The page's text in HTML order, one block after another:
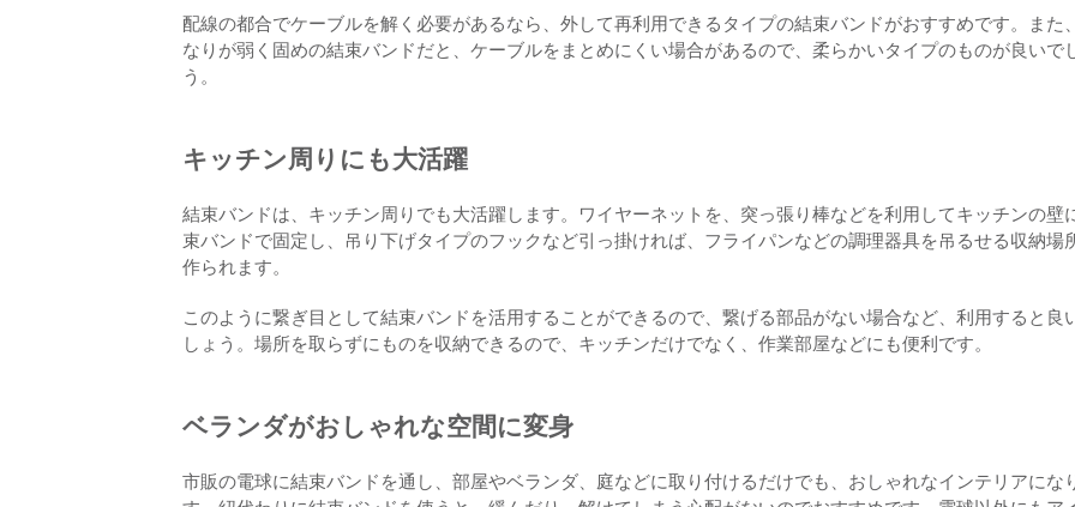
配線の都合でケーブルを解く必要があるなら、外して再利用できるタイプの結束バンドがおすすめです。また
なりが弱く固めの結束バンドだと、ケーブルをまとめにくい場合があるので、柔らかいタイプのものが良いで
う。
キッチン周りにも大活躍
結束バンドは、キッチン周りでも大活躍します。ワイヤーネットを、突っ張り棒などを利用してキッチンの壁
束バンドで固定し、吊り下げタイプのフックなど引っ掛ければ、フライパンなどの調理器具を吊るせる収納場
作られます。
このように繋ぎ目として結束バンドを活用することができるので、繋げる部品がない場合など、利用すると良
しょう。場所を取らずにものを収納できるので、キッチンだけでなく、作業部屋などにも便利です。
ベランダがおしゃれな空間に変身
市販の電球に結束バンドを通し、部屋やベランダ、庭などに取り付けるだけでも、おしゃれなインテリアにな